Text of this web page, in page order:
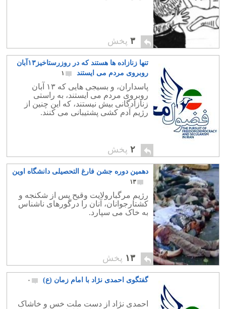
۳ پخش
تنها زنازاده ها هستند که در روزرستاخیز۱۳آبان
روبروی مردم می ایستند
۱
پاسداران، و بسیجی هایی که ۱۳ آبان
روبروی مردم می ایستند، به راستی
زنازادگانی بیش نیستند، که این چنین از
رژیم آدم کشی پشتیبانی می کنند.
۲ پخش
دهمین دوره جشن فارغ التحصیلی دانشگاه اوین
۱۳
رژیم مرگبارولایت وقیح پس از شکنجه و
کشتارجوانان، آنان را درگورهای ناشناس
به خاک می سپارد.
۱۳ پخش
گفتگوی احمدی نژاد با امام زمان (ع) ۰
احمدی نژاد از دست ملت خس و خاشاک